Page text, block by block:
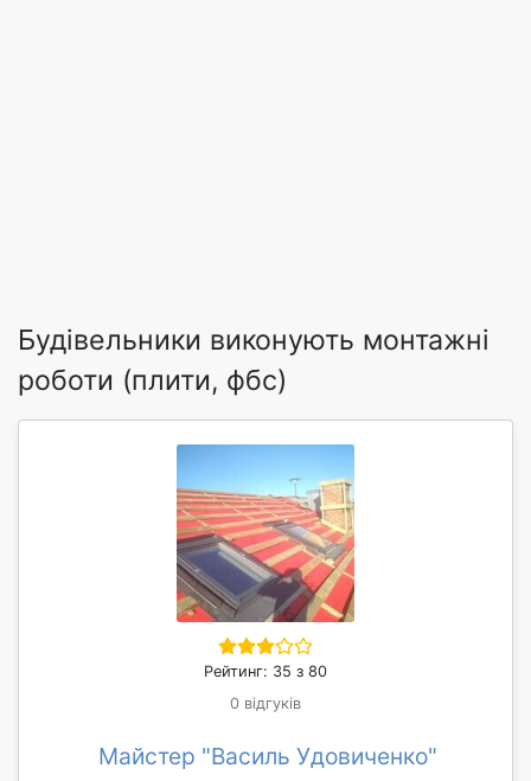
Будівельники виконують монтажні
роботи (плити, фбс)
Рейтинг: 35 з 80
0 відгуків
Майстер "Василь Удовиченко"